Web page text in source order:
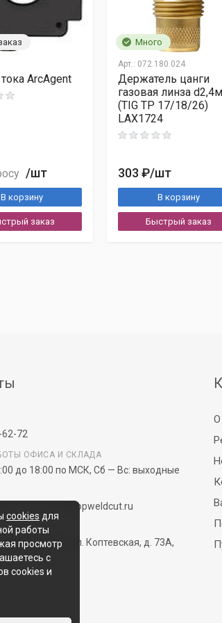
инструкция
2–14 дней по РФ
по договоренности
трек-номер выдаём
через 1–2 дня после оплаты
банке
данные
КПП
реквизиты
ArcAgent
/шт
В корзину
заказ
Много
Арт.: 072.180.024
Держатель цанги
газовая линза
(TIG TP 17/18/26)
LAX1724
303 ₽/шт
В корзину
Быстрый заказ
62-72
ОФИСА И СКЛАДА
до 18:00 по МСК, Сб — Вс: выходные
sales@topweldcut.ru
г. Москва, ул. Коптевская, д. 73А,
О
cookies для
работы
просмотр
с
cookies и